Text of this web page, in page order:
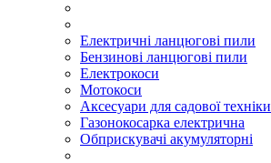
Електричні ланцюгові пили
Бензинові ланцюгові пили
Електрокоси
Мотокоси
Аксесуари для садової техніки
Газонокосарка електрична
Обприскувачі акумуляторні